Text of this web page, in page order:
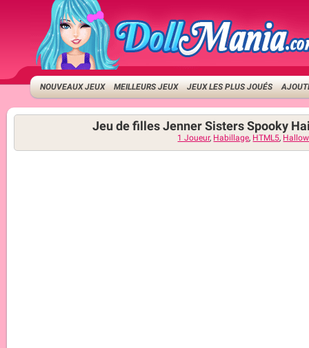
NOUVEAUX JEUX MEILLEURS JEUX JEUX LES PLUS JOUÉS
Jeu de filles Jenner Sisters Spooky
1 Joueur, Habillage, HTML5,